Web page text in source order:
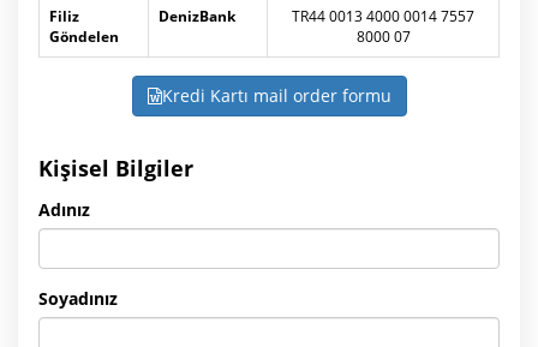
Filiz
Göndelen
DenizBank
TR44 0013 4000 0014 7557
8000 07
Kredi Kartı mail order formu
Kişisel Bilgiler
Adınız
Soyadınız